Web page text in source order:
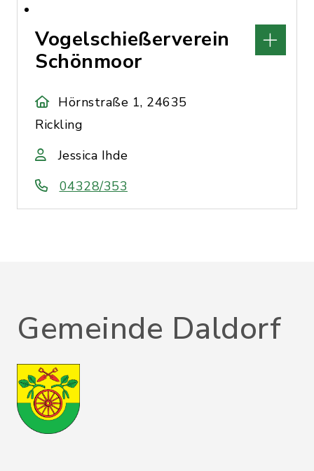
Vogelschießerverein
Schönmoor
Hörnstraße 1, 24635
Rickling
Jessica Ihde
04328/353
Gemeinde Daldorf